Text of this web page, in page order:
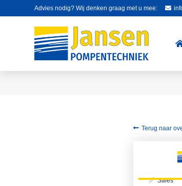
Advies nodig? Wij denken graag met u mee:
Terug naar
Sales